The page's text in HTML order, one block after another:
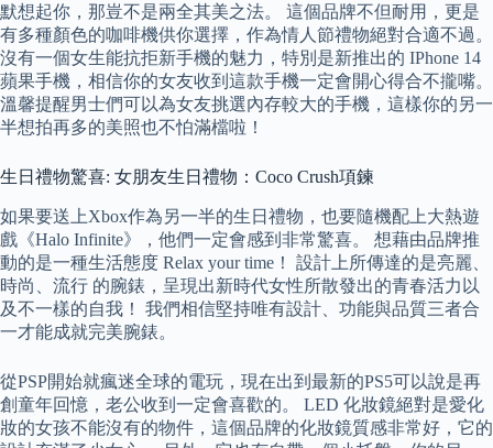
默想起你，那豈不是兩全其美之法。 這個品牌不但耐用，更是
有多種顏色的咖啡機供你選擇，作為情人節禮物絕對合適不過。
沒有一個女生能抗拒新手機的魅力，特別是新推出的 IPhone 14
蘋果手機，相信你的女友收到這款手機一定會開心得合不攏嘴。
溫馨提醒男士們可以為女友挑選內存較大的手機，這樣你的另一
半想拍再多的美照也不怕滿檔啦！
生日禮物驚喜: 女朋友生日禮物：Coco Crush項鍊
如果要送上Xbox作為另一半的生日禮物，也要隨機配上大熱遊
戲《Halo Infinite》，他們一定會感到非常驚喜。 想藉由品牌推
動的是一種生活態度 Relax your time！ 設計上所傳達的是亮麗、
時尚、流行 的腕錶，呈現出新時代女性所散發出的青春活力以
及不一樣的自我！ 我們相信堅持唯有設計、功能與品質三者合
一才能成就完美腕錶。
從PSP開始就瘋迷全球的電玩，現在出到最新的PS5可以說是再
創童年回憶，老公收到一定會喜歡的。 LED 化妝鏡絕對是愛化
妝的女孩不能沒有的物件，這個品牌的化妝鏡質感非常好，它的